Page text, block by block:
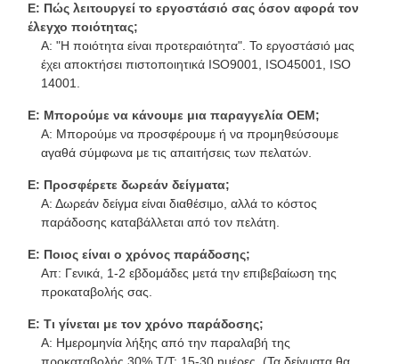
Ε: Πώς λειτουργεί το εργοστάσιό σας όσον αφορά τον
έλεγχο ποιότητας;
Α: "Η ποιότητα είναι προτεραιότητα". Το εργοστάσιό μας
έχει αποκτήσει πιστοποιητικά ISO9001, ISO45001, ISO
14001.
Ε: Μπορούμε να κάνουμε μια παραγγελία OEM;
Α: Μπορούμε να προσφέρουμε ή να προμηθεύσουμε
αγαθά σύμφωνα με τις απαιτήσεις των πελατών.
Ε: Προσφέρετε δωρεάν δείγματα;
Α: Δωρεάν δείγμα είναι διαθέσιμο, αλλά το κόστος
παράδοσης καταβάλλεται από τον πελάτη.
Ε: Ποιος είναι ο χρόνος παράδοσης;
Απ: Γενικά, 1-2 εβδομάδες μετά την επιβεβαίωση της
προκαταβολής σας.
Ε: Τι γίνεται με τον χρόνο παράδοσης;
Α: Ημερομηνία λήξης από την παραλαβή της